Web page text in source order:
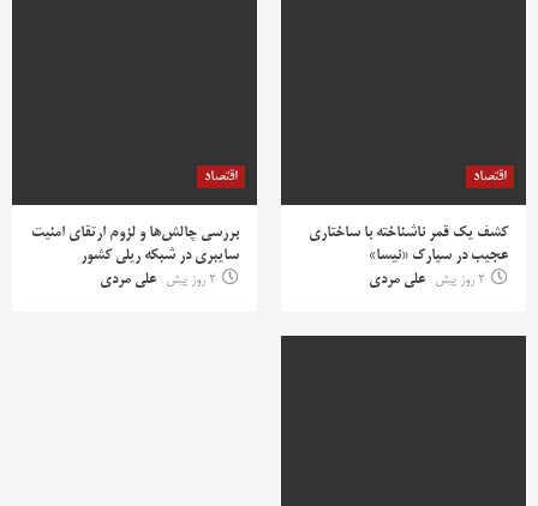
اقتصاد
کشف یک قمر ناشناخته با ساختاری
عجیب در سیارک «نیسا»
2 روز پیش
علی مردی
اقتصاد
بررسی چالش‌ها و لزوم ارتقای امنیت
سایبری در شبکه ریلی کشور
2 روز پیش
علی مردی